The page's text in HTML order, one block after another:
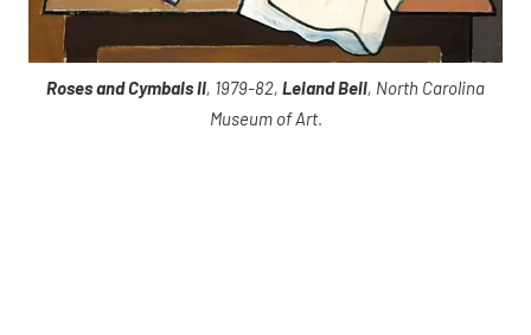
Roses and Cymbals II, 1979-82, Leland Bell, North Carolina
Museum of Art.